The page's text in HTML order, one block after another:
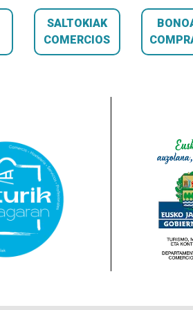
SALTOKIAK
COMERCIOS